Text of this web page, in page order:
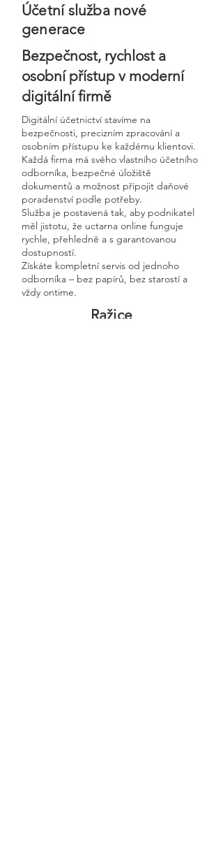
Účetní služba nové
generace
Bezpečnost, rychlost a
osobní přístup v moderní
digitální firmě
Digitální účetnictví stavíme na
bezpečnosti, precizním zpracování a
osobním přístupu ke každému klientovi.
Každá firma má svého vlastního účetního
odborníka, bezpečné úložiště
dokumentů a možnost připojit daňové
poradenství podle potřeby.
Služba je postavená tak, aby podnikatel
měl jistotu, že uctarna online funguje
rychle, přehledně a s garantovanou
dostupností.
Získáte kompletní servis od jednoho
odborníka – bez papírů, bez starostí a
vždy ontime.
Ražice